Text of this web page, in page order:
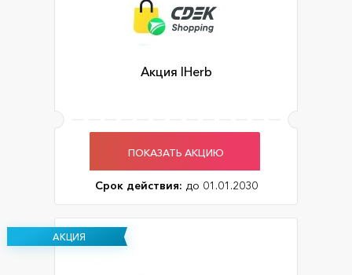
Акция IHerb
ПОКАЗАТЬ АКЦИЮ
Срок действия: до 01.01.2030
АКЦИЯ